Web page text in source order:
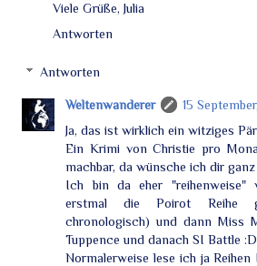
Viele Grüße, Julia
Antworten
Antworten
Weltenwanderer
15
Ja, das ist wirklich ein witziges
Ein Krimi von Christie pro
machbar, da wünsche ich dir ganz
Ich bin da eher "reihenweise"
erstmal die Poirot Reihe
chronologisch) und dann Miss
Tuppence und danach SI Battle :D
Normalerweise lese ich ja